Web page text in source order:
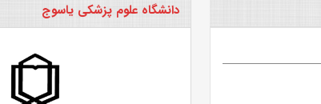
دانشگاه علوم پزشکی یاسوج